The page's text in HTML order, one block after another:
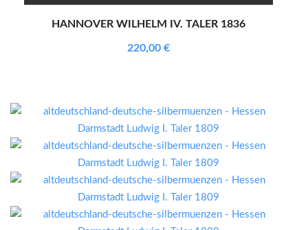
HANNOVER WILHELM IV. TALER 1836
220,00 €